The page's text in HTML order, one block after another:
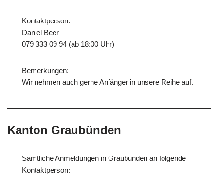
Kontaktperson:
Daniel Beer
079 333 09 94 (ab 18:00 Uhr)
Bemerkungen:
Wir nehmen auch gerne Anfänger in unsere Reihe auf.
Kanton Graubünden
Sämtliche Anmeldungen in Graubünden an folgende
Kontaktperson: